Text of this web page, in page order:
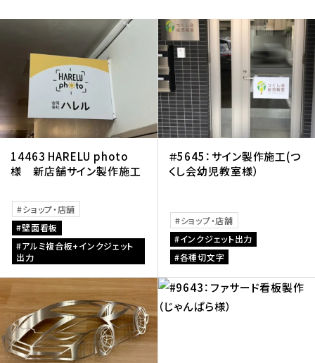
14463 HARELU photo
様 新店舗サイン製作施工
ショップ・店舗
壁面看板
アルミ複合板+インクジェット
出力
＃5645：サイン製作施工(つ
くし会幼児教室様）
ショップ・店舗
インクジェット出力
各種切文字